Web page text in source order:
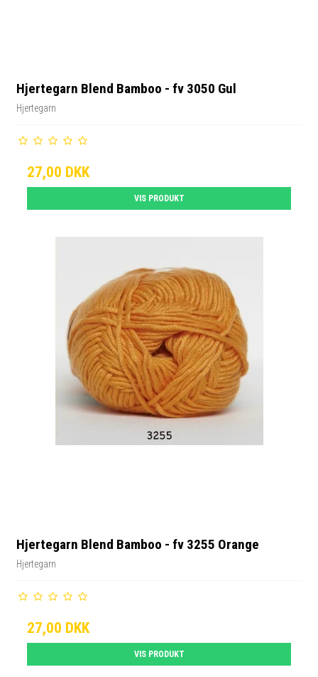
Hjertegarn Blend Bamboo - fv 3050 Gul
Hjertegarn
27,00 DKK
VIS PRODUKT
Hjertegarn Blend Bamboo - fv 3255 Orange
Hjertegarn
27,00 DKK
VIS PRODUKT